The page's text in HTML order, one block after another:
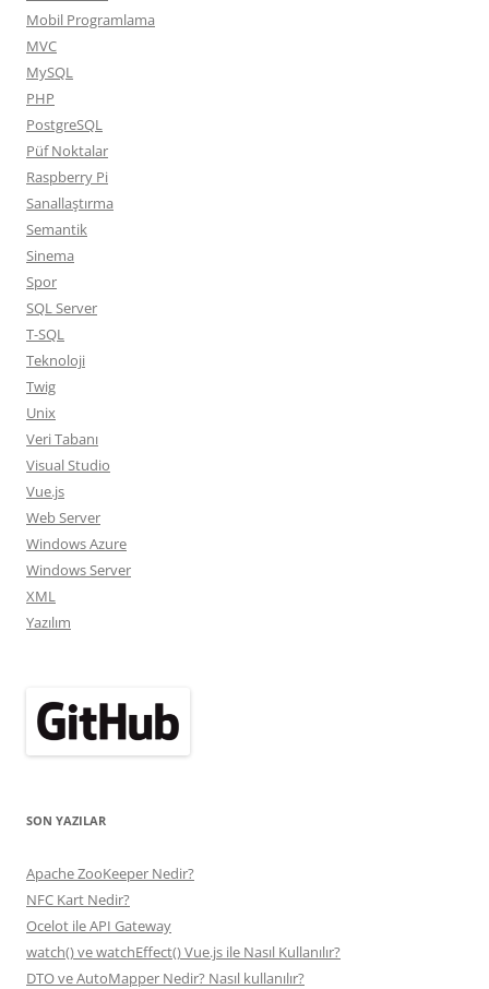
Mobil Programlama
MVC
MySQL
PHP
PostgreSQL
Püf Noktalar
Raspberry Pi
Sanallaştırma
Semantik
Sinema
Spor
SQL Server
T-SQL
Teknoloji
Twig
Unix
Veri Tabanı
Visual Studio
Vue.js
Web Server
Windows Azure
Windows Server
XML
Yazılım
SON YAZILAR
Apache ZooKeeper Nedir?
NFC Kart Nedir?
Ocelot ile API Gateway
watch() ve watchEffect() Vue.js ile Nasıl Kullanılır?
DTO ve AutoMapper Nedir? Nasıl kullanılır?